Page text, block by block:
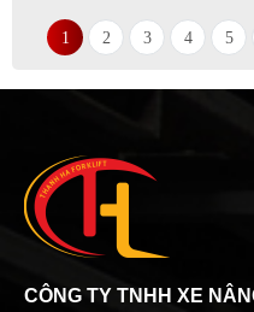
1 2 3 4 5
CÔNG TY TNHH XE